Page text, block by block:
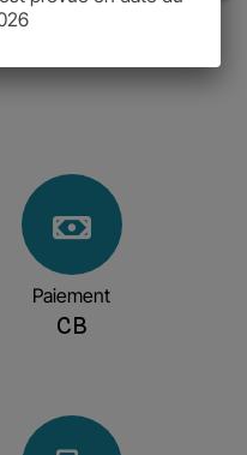
Paiement
CB